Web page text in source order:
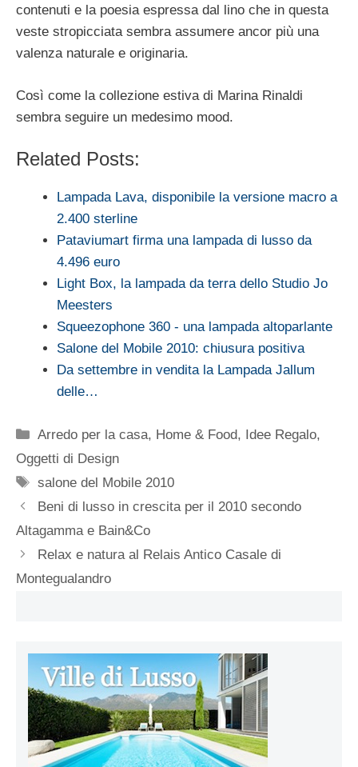
contenuti e la poesia espressa dal lino che in questa
veste stropicciata sembra assumere ancor più una
valenza naturale e originaria.
Così come la collezione estiva di Marina Rinaldi
sembra seguire un medesimo mood.
Related Posts:
Lampada Lava, disponibile la versione macro a
2.400 sterline
Pataviumart firma una lampada di lusso da
4.496 euro
Light Box, la lampada da terra dello Studio Jo
Meesters
Squeezophone 360 - una lampada altoparlante
Salone del Mobile 2010: chiusura positiva
Da settembre in vendita la Lampada Jallum
delle…
Categorie
Arredo per la casa, Home & Food, Idee Regalo,
Oggetti di Design
Tag
salone del Mobile 2010
Beni di lusso in crescita per il 2010 secondo
Altagamma e Bain&Co
Relax e natura al Relais Antico Casale di
Montegualandro